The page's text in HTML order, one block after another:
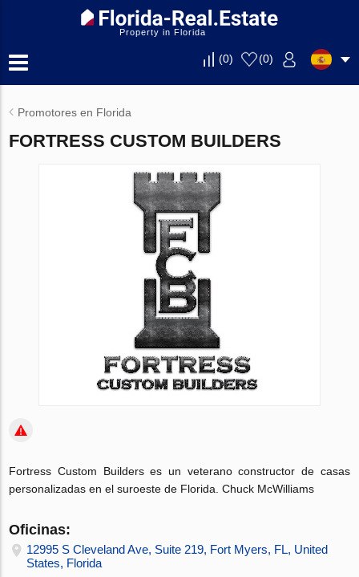
Property in Florida
(0) (0)
Promotores en Florida
FORTRESS CUSTOM BUILDERS
Fortress Custom Builders es un veterano constructor de casas
personalizadas en el suroeste de Florida. Chuck McWilliams
Oficinas:
12995 S Cleveland Ave, Suite 219, Fort Myers, FL, United
States, Florida